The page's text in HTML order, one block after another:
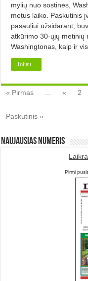
mylių nuo sostinės,
metus laiko. Paskutinis
pasauliui užsidarant,
atkūrimo 30-ųjų metinių
Washingtonas, kaip ir
Toliau...
« Pirmas « 2
Paskutinis »
Naujausias numeris
Pirmi